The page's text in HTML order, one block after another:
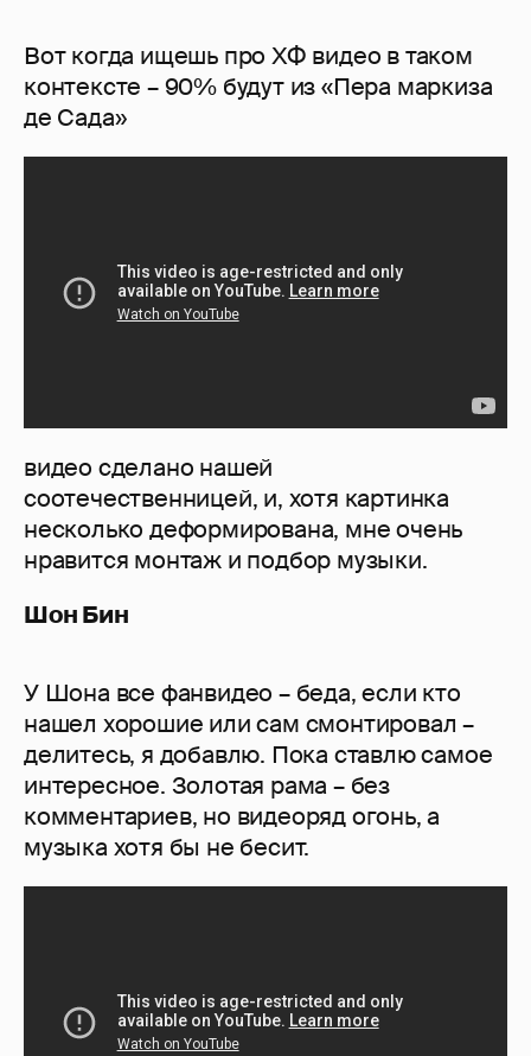
Вот когда ищешь про ХФ видео в таком
контексте – 90% будут из «Пера маркиза
де Сада»
видео сделано нашей
соотечественницей, и, хотя картинка
несколько деформирована, мне очень
нравится монтаж и подбор музыки.
Шон Бин
У Шона все фанвидео – беда, если кто
нашел хорошие или сам смонтировал –
делитесь, я добавлю. Пока ставлю самое
интересное. Золотая рама – без
комментариев, но видеоряд огонь, а
музыка хотя бы не бесит.